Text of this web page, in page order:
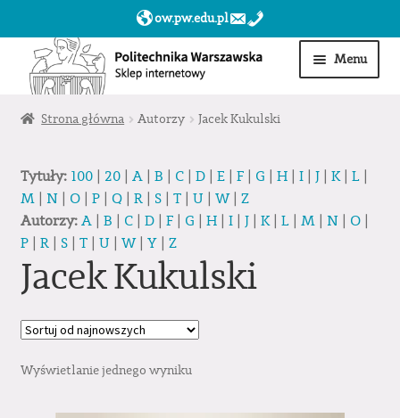
ow.pw.edu.pl
Przejdź
do
nawigacji
Przejdź
do
treści
Menu
Start
Moje konto
Obserwowane
Strona główna Autorzy Jacek Kukulski
Tytuły: 100| 20| A| B C| D| E| F| G H| I| J| K| L|
M| N| O| P| Q| R| S| T| U W| Z
Autorzy: A| B C| D| F| G H| I| J| K| L| M| N| O|
P| R| S| T| U W| Y| Z
Jacek Kukulski
Wyświetlanie jednego wyniku